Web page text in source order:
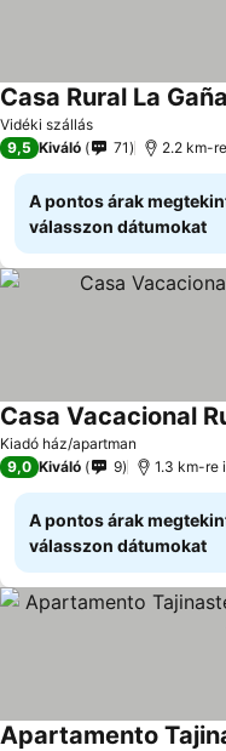
Vidéki szállás
Casa Rural La
9,5 Kiváló 71 2.2 km-
A pontos árak
válasszon dátumokat
Kiadó ház/apartman
Casa Vacacional
9,0 Kiváló 9 1.3 km-re
A pontos árak
válasszon dátumokat